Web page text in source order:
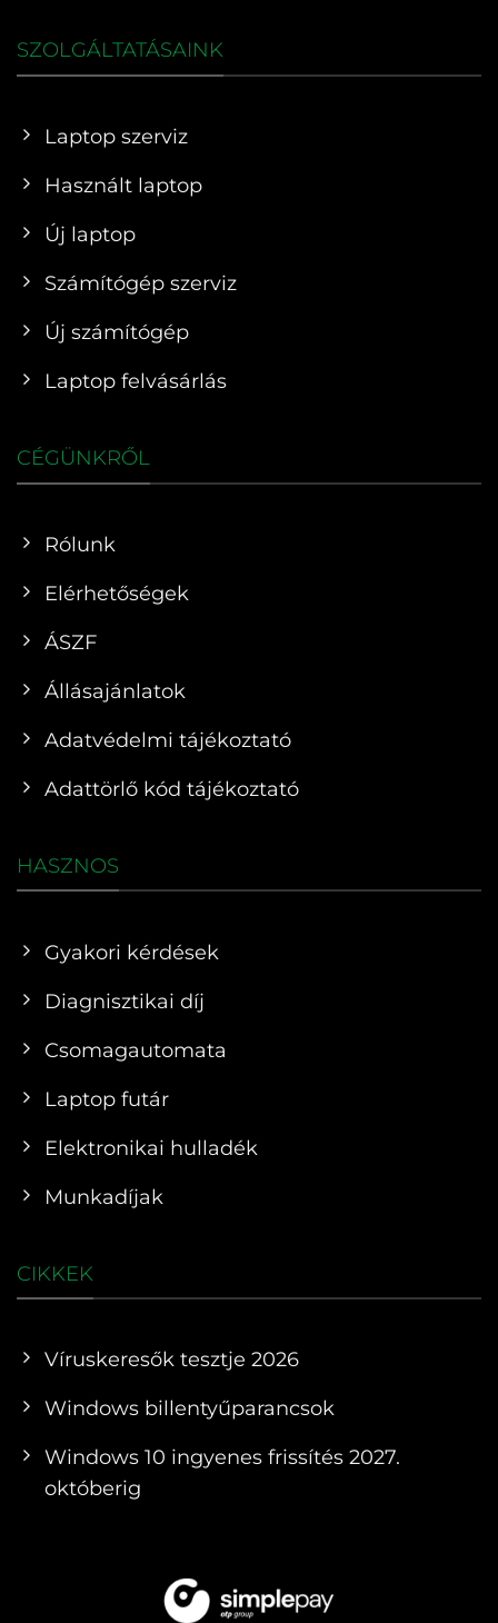
SZOLGÁLTATÁSAINK
Laptop szerviz
Használt laptop
Új laptop
Számítógép szerviz
Új számítógép
Laptop felvásárlás
CÉGÜNKRŐL
Rólunk
Elérhetőségek
ÁSZF
Állásajánlatok
Adatvédelmi tájékoztató
Adattörlő kód tájékoztató
HASZNOS
Gyakori kérdések
Diagnisztikai díj
Csomagautomata
Laptop futár
Elektronikai hulladék
Munkadíjak
CIKKEK
Víruskeresők tesztje 2026
Windows billentyűparancsok
Windows 10 ingyenes frissítés 2027.
októberig